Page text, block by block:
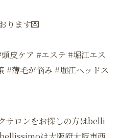
ります💌
皮ケア #エステ #堀江エス
#薄毛が悩み #堀江ヘッドス
サロンをお探しの方はbelli